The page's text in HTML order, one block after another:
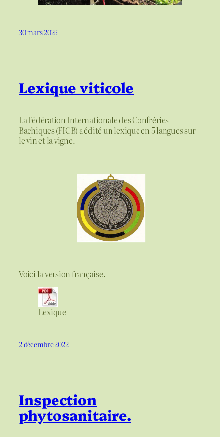
30 mars 2026
Lexique viticole
La Fédération Internationale des Confréries
Bachiques (FICB) a édité un lexique en 5 langues sur
le vin et la vigne.
Voici la version française.
Lexique
2 décembre 2022
Inspection
phytosanitaire.